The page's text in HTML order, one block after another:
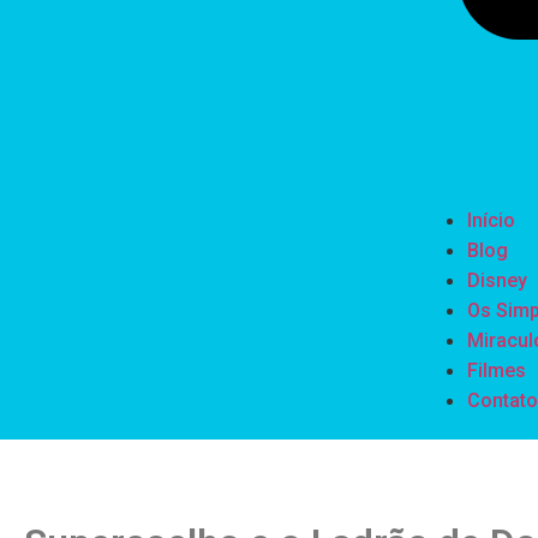
Início
Blog
Disney
Os
Filmes
Contato